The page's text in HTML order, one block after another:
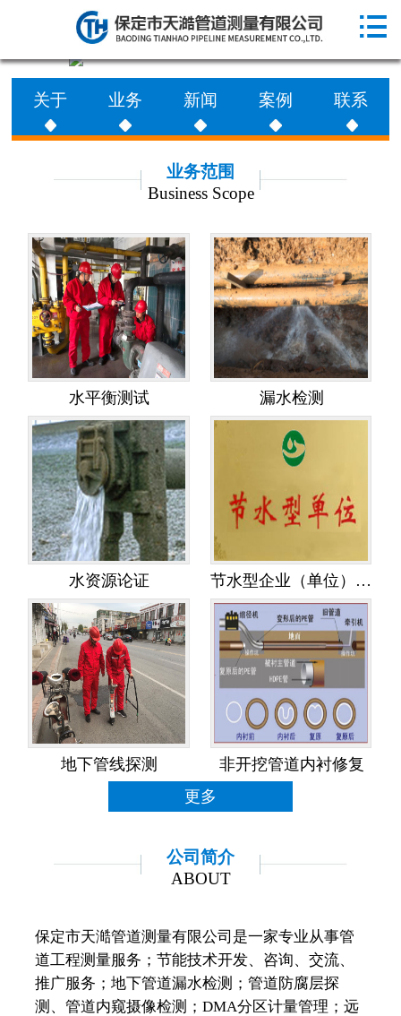
 网站首页
走进天澔
业务范围
联系天澔

关于 业务 新闻 案例 联系
业务范围
Business Scope
水平衡测试 漏水检测
水资源论证 节水型企业（单位）创建
地下管线探测
非开挖管道内衬修复
更多
公司简介
ABOUT
保定市天澔管道测量有限公司是一家专业从事管
道工程测量服务；节能技术开发、咨询、交流、
推广服务；地下管道漏水检测；管道防腐层探
测、管道内窥摄像检测；DMA分区计量管理；远